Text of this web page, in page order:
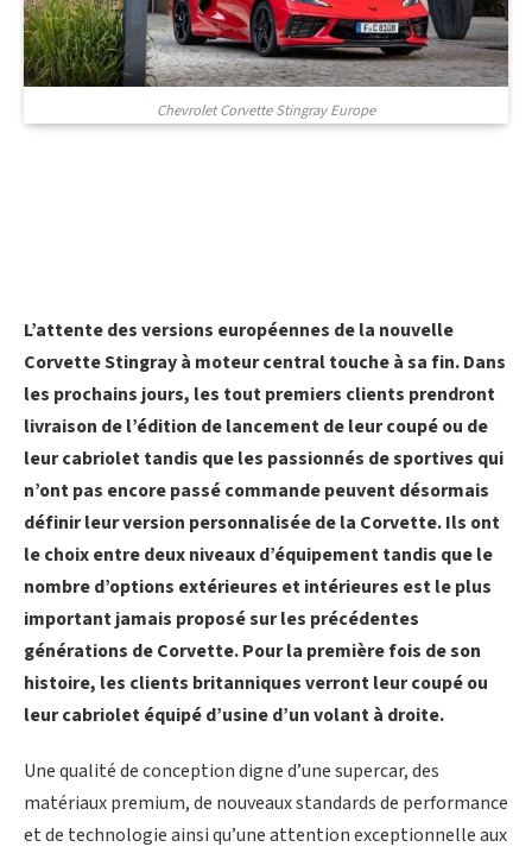
Chevrolet Corvette Stingray Europe
L’attente des versions européennes de la nouvelle
Corvette Stingray à moteur central touche à sa fin. Dans
les prochains jours, les tout premiers clients prendront
livraison de l’édition de lancement de leur coupé ou de
leur cabriolet tandis que les passionnés de sportives qui
n’ont pas encore passé commande peuvent désormais
définir leur version personnalisée de la Corvette. Ils ont
le choix entre deux niveaux d’équipement tandis que le
nombre d’options extérieures et intérieures est le plus
important jamais proposé sur les précédentes
générations de Corvette. Pour la première fois de son
histoire, les clients britanniques verront leur coupé ou
leur cabriolet équipé d’usine d’un volant à droite.
Une qualité de conception digne d’une supercar, des
matériaux premium, de nouveaux standards de performance
et de technologie ainsi qu’une attention exceptionnelle aux